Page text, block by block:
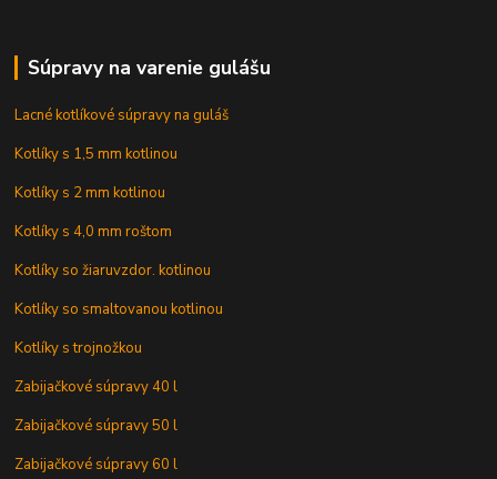
Súpravy na varenie gulášu
Lacné kotlíkové súpravy na guláš
Kotlíky s 1,5 mm kotlinou
Kotlíky s 2 mm kotlinou
Kotlíky s 4,0 mm roštom
Kotlíky so žiaruvzdor. kotlinou
Kotlíky so smaltovanou kotlinou
Kotlíky s trojnožkou
Zabijačkové súpravy 40 l
Zabijačkové súpravy 50 l
Zabijačkové súpravy 60 l